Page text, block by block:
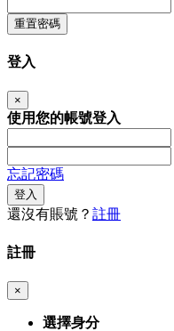
重置密碼
登入
×
使用您的帳號登入
忘記密碼
登入
還沒有賬號？ 註冊
註冊
×
選擇身分